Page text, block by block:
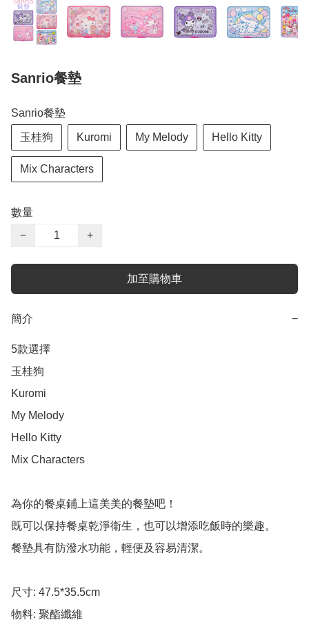
Sanrio餐墊
Sanrio餐墊
玉桂狗 Kuromi My Melody Hello Kitty
Mix Characters
數量
−
+
加至購物車
簡介 −
5款選擇
玉桂狗
Kuromi
My Melody
Hello Kitty
Mix Characters
為你的餐桌鋪上這美美的餐墊吧！
既可以保持餐桌乾淨衛生，也可以增添吃飯時的樂趣。
餐墊具有防潑水功能，輕便及容易清潔。
尺寸: 47.5*35.5cm
物料: 聚酯纖維